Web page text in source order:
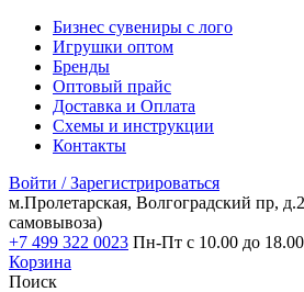
Бизнес сувениры с лого
Игрушки оптом
Бренды
Оптовый прайс
Доставка и Оплата
Схемы и инструкции
Контакты
Войти / Зарегистрироваться
м.Пролетарская, Волгоградский пр, д.2
самовывоза)
+7 499 322 0023 Пн-Пт с 10.00 до
Корзина
Поиск